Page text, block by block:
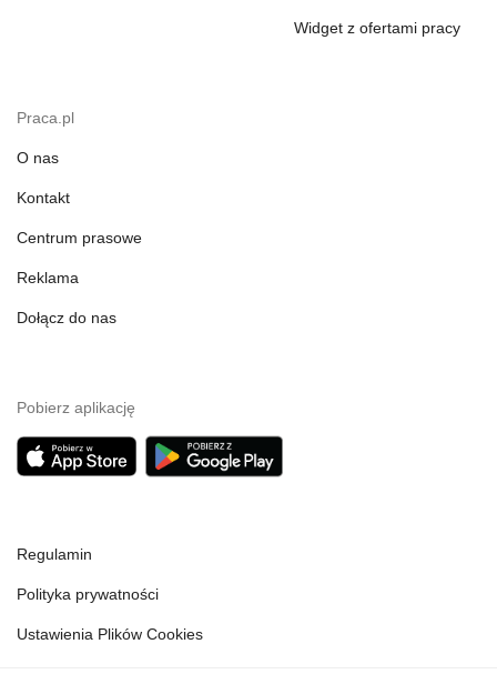
Widget z ofertami pracy
Praca.pl
O nas
Kontakt
Centrum prasowe
Reklama
Dołącz do nas
Pobierz aplikację
Regulamin
Polityka prywatności
Ustawienia Plików Cookies